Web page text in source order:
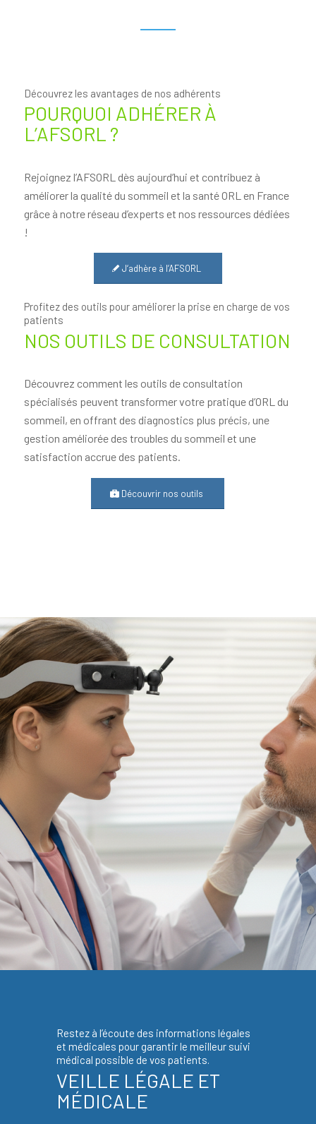
Découvrez les avantages de nos adhérents
POURQUOI ADHÉRER À
L’AFSORL ?
Rejoignez l’AFSORL dès aujourd’hui et contribuez à
améliorer la qualité du sommeil et la santé ORL en France
grâce à notre réseau d’experts et nos ressources dédiées
!
J‘adhère à l’AFSORL
Profitez des outils pour améliorer la prise en charge de vos
patients
NOS OUTILS DE CONSULTATION
Découvrez comment les outils de consultation
spécialisés peuvent transformer votre pratique d’ORL du
sommeil, en offrant des diagnostics plus précis, une
gestion améliorée des troubles du sommeil et une
satisfaction accrue des patients.
Découvrir nos outils
Restez à l’écoute des informations légales
et médicales pour garantir le meilleur suivi
médical possible de vos patients.
VEILLE LÉGALE ET
MÉDICALE